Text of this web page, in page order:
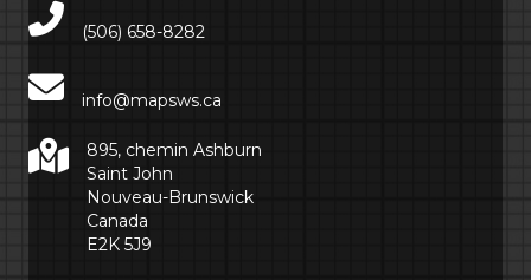
Main Telephone Number
(506) 658-8282
info@mapsws.ca
895, chemin Ashburn
Saint John
Nouveau-Brunswick
Canada
E2K 5J9